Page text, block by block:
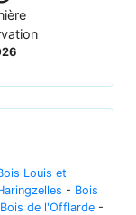
Louis et
- Bois
Bois de l'Offlarde -